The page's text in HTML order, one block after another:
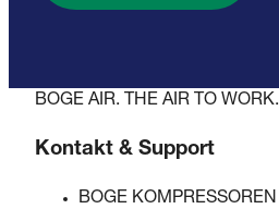
BOGE AIR. THE AIR TO WORK.
Kontakt & Support
BOGE KOMPRESSOREN